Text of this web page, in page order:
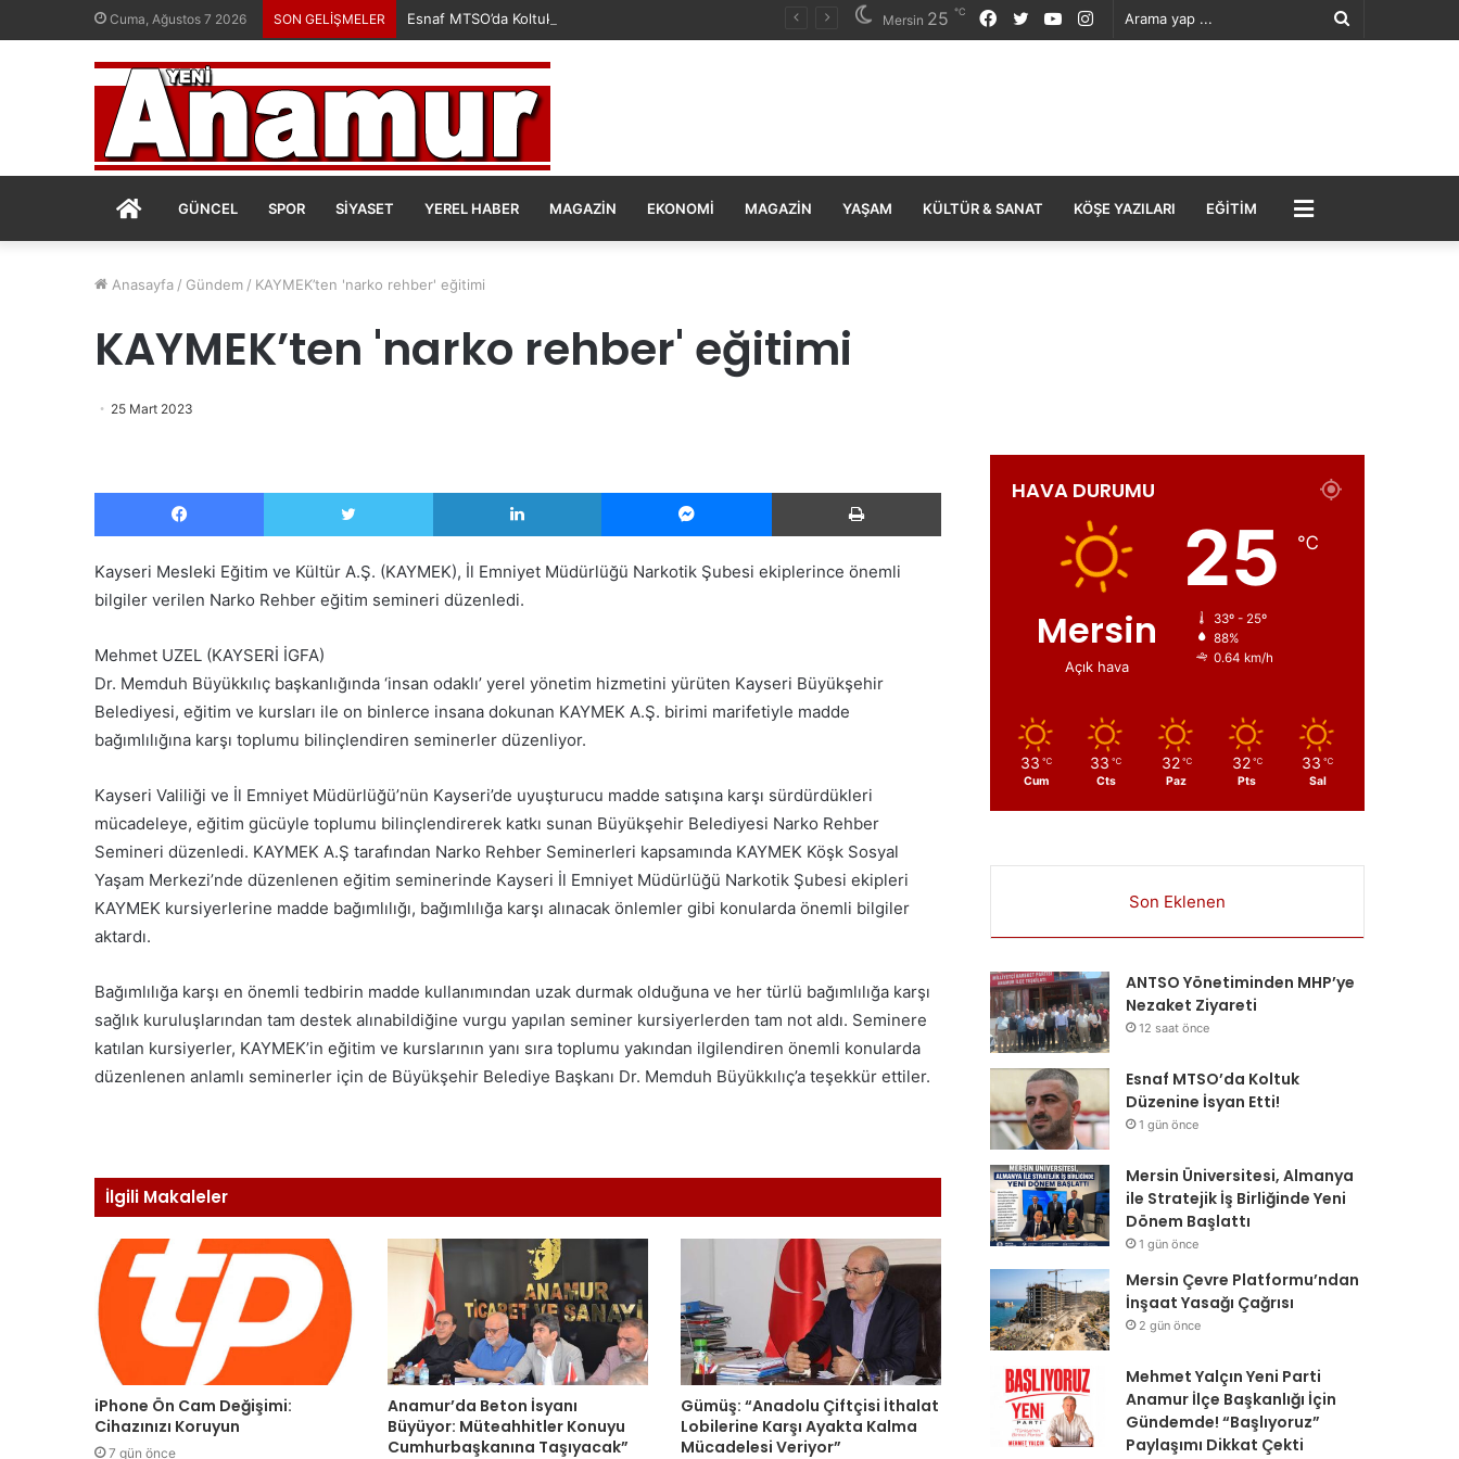
Cuma, Ağustos 7 2026 SON GELİŞMELER Esnaf MTSO’da Koltuk Düzenine İsyan Etti!
Arama
Instagram
YouTube
Twitter
Facebook
Mersin 25 ℃
ANASAYFA
GÜNCEL SPOR SIYASET YEREL HABER MAGAZIN EKONOMI MAGAZIN YAŞAM KÜLTÜR & SANAT KÖŞE YAZILARI EĞITIM MENÜ
Anasayfa / Gündem / KAYMEK’ten 'narko rehber' eğitimi
KAYMEK’ten 'narko rehber' eğitimi
25 Mart 2023
Facebook Twitter LinkedIn Messenger Yazdır
Kayseri Mesleki Eğitim ve Kültür A.Ş. (KAYMEK), İl Emniyet Müdürlüğü Narkotik Şubesi ekiplerince önemli
bilgiler verilen Narko Rehber eğitim semineri düzenledi.
Mehmet UZEL (KAYSERİ İGFA)
Dr. Memduh Büyükkılıç başkanlığında ‘insan odaklı’ yerel yönetim hizmetini yürüten Kayseri Büyükşehir
Belediyesi, eğitim ve kursları ile on binlerce insana dokunan KAYMEK A.Ş. birimi marifetiyle madde
bağımlılığına karşı toplumu bilinçlendiren seminerler düzenliyor.
Kayseri Valiliği ve İl Emniyet Müdürlüğü’nün Kayseri’de uyuşturucu madde satışına karşı sürdürdükleri
mücadeleye, eğitim gücüyle toplumu bilinçlendirerek katkı sunan Büyükşehir Belediyesi Narko Rehber
Semineri düzenledi. KAYMEK A.Ş tarafından Narko Rehber Seminerleri kapsamında KAYMEK Köşk Sosyal
Yaşam Merkezi’nde düzenlenen eğitim seminerinde Kayseri İl Emniyet Müdürlüğü Narkotik Şubesi ekipleri
KAYMEK kursiyerlerine madde bağımlılığı, bağımlılığa karşı alınacak önlemler gibi konularda önemli bilgiler
aktardı.
Bağımlılığa karşı en önemli tedbirin madde kullanımından uzak durmak olduğuna ve her türlü bağımlılığa karşı
sağlık kuruluşlarından tam destek alınabildiğine vurgu yapılan seminer kursiyerlerden tam not aldı. Seminere
katılan kursiyerler, KAYMEK’in eğitim ve kurslarının yanı sıra toplumu yakından ilgilendiren önemli konularda
düzenlenen anlamlı seminerler için de Büyükşehir Belediye Başkanı Dr. Memduh Büyükkılıç’a teşekkür ettiler.
İlgili Makaleler
iPhone Ön Cam Değişimi:
Cihazınızı Koruyun
7 gün önce
Anamur’da Beton İsyanı
Büyüyor: Müteahhitler Konuyu
Cumhurbaşkanına Taşıyacak”
Gümüş: “Anadolu Çiftçisi İthalat
Lobilerine Karşı Ayakta Kalma
Mücadelesi Veriyor”
HAVA DURUMU
Mersin
Açık hava
25 ℃
33º - 25º
88%
0.64 km/h
33 ℃
Cum
33 ℃
Cts
32 ℃
Paz
32 ℃
Pts
33 ℃
Sal
Son Eklenen
ANTSO Yönetiminden MHP’ye
Nezaket Ziyareti
12 saat önce
Esnaf MTSO’da Koltuk
Düzenine İsyan Etti!
1 gün önce
Mersin Üniversitesi, Almanya
ile Stratejik İş Birliğinde Yeni
Dönem Başlattı
1 gün önce
Mersin Çevre Platformu’ndan
İnşaat Yasağı Çağrısı
2 gün önce
Mehmet Yalçın Yeni Parti
Anamur İlçe Başkanlığı İçin
Gündemde! “Başlıyoruz”
Paylaşımı Dikkat Çekti